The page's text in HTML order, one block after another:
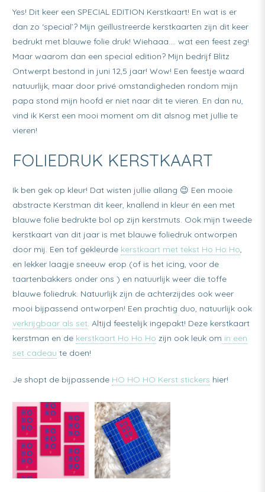
Yes! Dit keer een SPECIAL EDITION Kerstkaart! En wat is er
dan zo ‘special’? Mijn geïllustreerde kerstkaarten zijn dit keer
bedrukt met blauwe folie druk! Wiehaaa…. wat een feest zeg!
Maar waarom dan een special edition? Mijn bedrijf Blitz
Ontwerpt bestond in juni 12,5 jaar! Wow! Een feestje waard
natuurlijk, maar door privé omstandigheden rondom mijn
papa stond mijn hoofd er niet naar dit te vieren. En dan nu,
vind ik Kerst een mooi moment om dit alsnog met jullie te
vieren!
FOLIEDRUK KERSTKAART
Ik ben gek op kleur! Dat wisten jullie allang 😉 Een mooie
abstracte Kerstman dit keer, knallend in kleur én een met
blauwe folie bedrukte bol op zijn kerstmuts. Ook mijn tweede
kerstkaart van dit jaar is met blauwe foliedruk ontworpen
door mij. Een tof gekleurde kerstkaart met tekst Ho Ho Ho,
en lekker laagje sneeuw erop (of is het icing, voor de
taartenbakkers onder ons ) en natuurlijk weer die toffe
blauwe foliedruk. Natuurlijk zijn de achterzijdes ook weer
mooi bijpassend ontworpen! Een prachtig duo, natuurlijk ook
verkrijgbaar als set. Altijd feestelijk ingepakt! Deze kerstkaart
kerstman en de kerstkaart Ho Ho Ho zijn ook leuk om in een
set cadeau te doen!
Je shopt de bijpassende HO HO HO Kerst stickers hier!